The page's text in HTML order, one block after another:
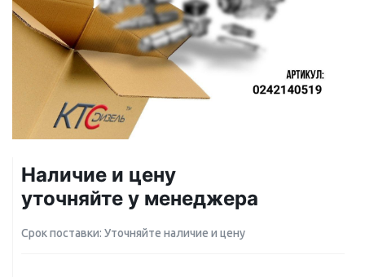
Наличие и цену
уточняйте у менеджера
Срок поставки: Уточняйте наличие и цену